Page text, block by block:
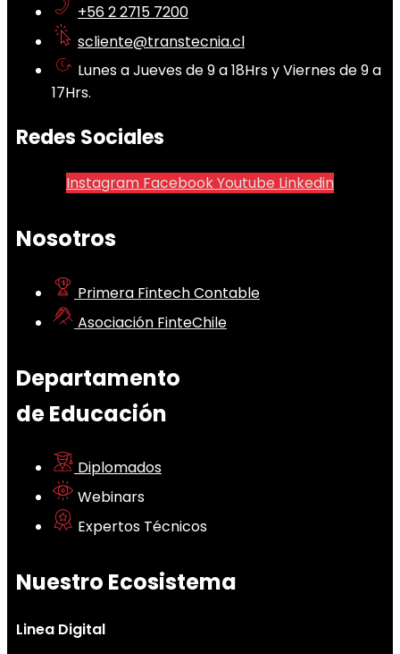
+56 2 2715 7200
scliente@transtecnia.cl
Lunes a Jueves de 9 a 18Hrs y Viernes de 9 a
17Hrs.
Redes Sociales
Instagram FacebookYoutube Linkedin
Nosotros
Primera Fintech Contable
Asociación FinteChile
Departamento
de Educación
Diplomados
Webinars
Expertos Técnicos
Nuestro Ecosistema
Linea Digital